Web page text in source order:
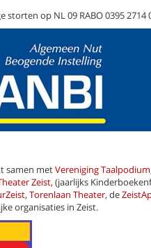
storten op NL 09 RABO 0395 2714
samen metVereniging Taalpodium
Zeist,(jaarlijks
,Torenlaan Theater, de
organisaties in Zeist.